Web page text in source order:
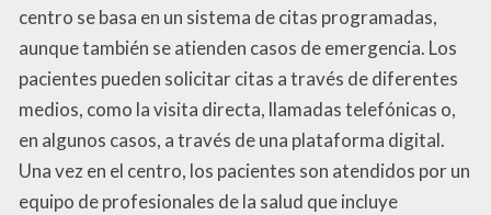
centro se basa en un sistema de citas programadas,
aunque también se atienden casos de emergencia. Los
pacientes pueden solicitar citas a través de diferentes
medios, como la visita directa, llamadas telefónicas o,
en algunos casos, a través de una plataforma digital.
Una vez en el centro, los pacientes son atendidos por un
equipo de profesionales de la salud que incluye